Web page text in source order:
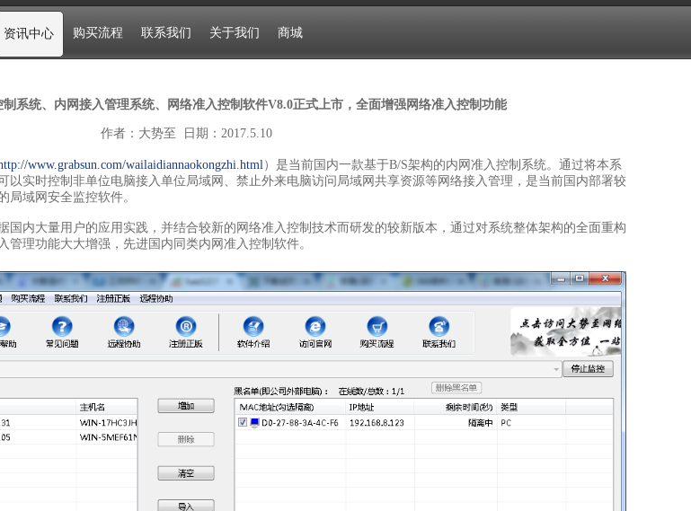
资讯中心 购买流程 联系我们 关于我们 商城
系统、内网接入管理系统、网络准入控制软件V8.0正式上市，全面增强网络准入控制功能
作者：大势至 日期：2017.5.10
www.grabsun.com/wailaidiannaokongzhi.html）是当前国内一款基于B/S架构的内网准入控制系统。通过将本系
以实时控制非单位电脑接入单位局域网、禁止外来电脑访问局域网共享资源等网络接入管理，是当前国内部署较
局域网安全监控软件。
国内大量用户的应用实践，并结合较新的网络准入控制技术而研发的较新版本，通过对系统整体架构的全面重构
理功能大大增强，先进国内同类内网准入控制软件。